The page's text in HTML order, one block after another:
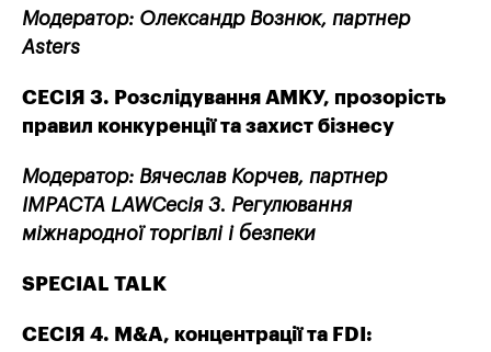
Модератор: Олександр Вознюк, партнер
Asters
СЕСІЯ 3. Розслідування АМКУ, прозорість
правил конкуренції та захист бізнесу
Модератор: Вячеслав Корчев, партнер
IMPACTA LAWСесія 3. Регулювання
міжнародної торгівлі і безпеки
SPECIAL TALK
СЕСІЯ 4. M&A, концентрації та FDI: